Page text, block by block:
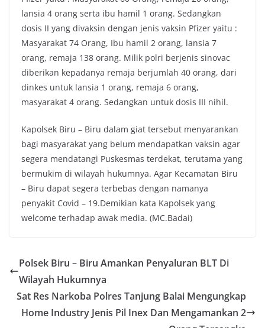
lansia 4 orang serta ibu hamil 1 orang. Sedangkan
dosis II yang divaksin dengan jenis vaksin Pfizer yaitu :
Masyarakat 74 Orang, Ibu hamil 2 orang, lansia 7
orang, remaja 138 orang. Milik polri berjenis sinovac
diberikan kepadanya remaja berjumlah 40 orang, dari
dinkes untuk lansia 1 orang, remaja 6 orang,
masyarakat 4 orang. Sedangkan untuk dosis III nihil.
Kapolsek Biru – Biru dalam giat tersebut menyarankan
bagi masyarakat yang belum mendapatkan vaksin agar
segera mendatangi Puskesmas terdekat, terutama yang
bermukim di wilayah hukumnya. Agar Kecamatan Biru
– Biru dapat segera terbebas dengan namanya
penyakit Covid – 19.Demikian kata Kapolsek yang
welcome terhadap awak media. (MC.Badai)
Polsek Biru – Biru Amankan Penyaluran BLT Di
Wilayah Hukumnya
Sat Res Narkoba Polres Tanjung Balai Mengungkap
Home Industry Jenis Pil Inex Dan Mengamankan 2